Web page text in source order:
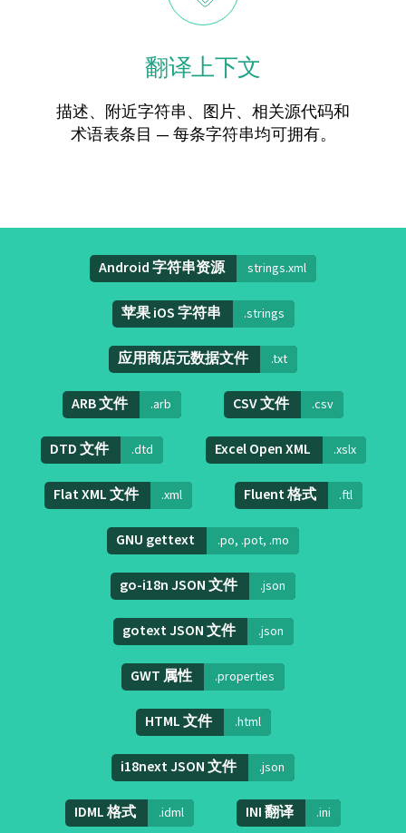
翻译上下文
描述、附近字符串、图片、相关源代码和
术语表条目 — 每条字符串均可拥有。
Android 字符串资源 strings.xml
苹果 iOS 字符串 .strings
应用商店元数据文件 .txt
ARB 文件 .arb CSV 文件 .csv
DTD 文件 .dtd Excel Open XML .xslx
Flat XML 文件 .xml Fluent 格式 .ftl
GNU gettext .po, .pot, .mo
go-i18n JSON 文件 .json
gotext JSON 文件 .json
GWT 属性 .properties
HTML 文件 .html
i18next JSON 文件 .json
IDML 格式 .idml INI 翻译 .ini